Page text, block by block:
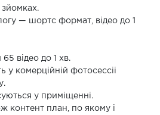
зйомках.
— шортс формат, відео до 1
65 відео до 1 хв.
у комерційній фотосессіі
у приміщенні.
контент план, по якому і